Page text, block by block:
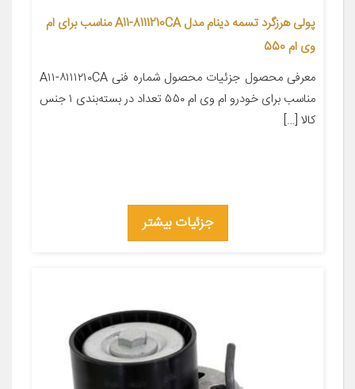
پولی هرزگرد تسمه دینام مدل A11-8111210CA مناسب برای ام
وی ام 550
معرفی محصول جزئیات محصول شماره فنی A۱۱-۸۱۱۱۲۱۰CA
مناسب برای خودرو ام وی ام ۵۵۰ تعداد در بسته‌بندی ۱ جنس
کالا […]
جزئیات بیشتر